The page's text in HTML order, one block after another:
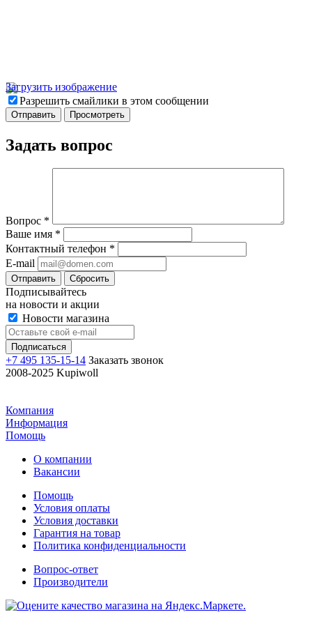
Загрузить изображение
Разрешить смайлики в этом сообщении
Задать вопрос
Вопрос *
Ваше имя *
Контактный телефон *
E-mail
Отправить Сбросить
Подписывайтесь
на новости и акции
Новости магазина
+7 495 135-15-14 Заказать звонок
2008-2025 Kupiwoll
Компания
Информация
Помощь
О компании
Вакансии
Помощь
Условия оплаты
Условия доставки
Гарантия на товар
Политика конфиденциальности
Вопрос-ответ
Производители